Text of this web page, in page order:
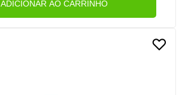
ADICIONAR AO CARRINHO